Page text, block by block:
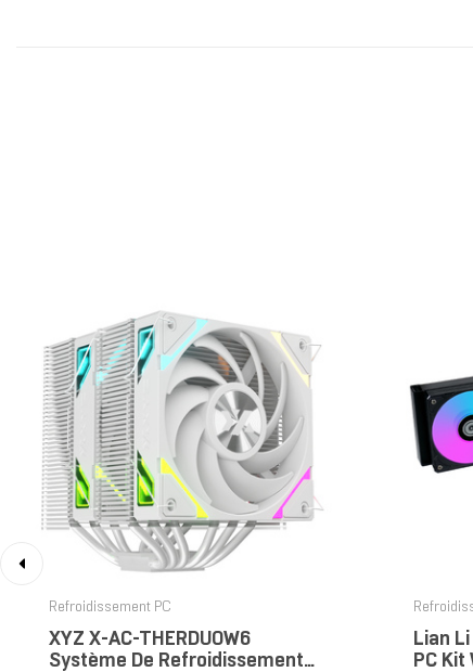
Refroidissement PC
XYZ X-AC-THERDUOW6
Système De Refroidissement
Lian
PC